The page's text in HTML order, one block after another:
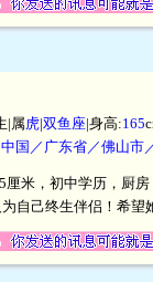
|属虎|双鱼座|身高:165
中国／广东省／佛山市
厘米，初中学历，厨
自己终生伴侣！希望